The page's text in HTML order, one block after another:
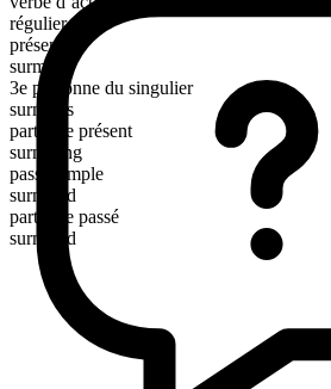
régulier
présent
surmise
3e personne du singulier
surmises
participe présent
surmising
passé simple
surmised
participe passé
surmised